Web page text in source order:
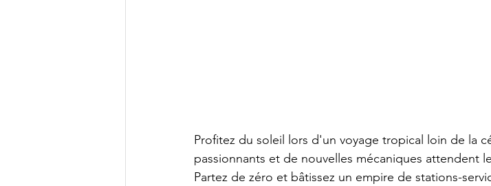
Profitez du soleil lors d'un voyage tropical loin de la
passionnants et de nouvelles mécaniques attendent
Partez de zéro et bâtissez un empire de stations-